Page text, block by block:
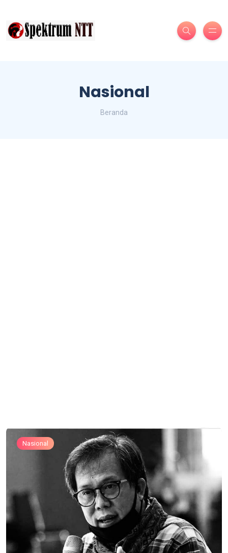
Nasional
Beranda
Nasional